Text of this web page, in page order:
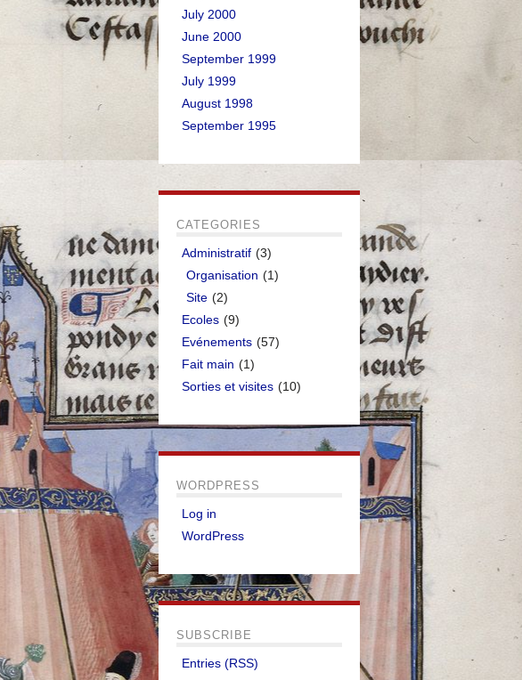
July 2000
June 2000
September 1999
July 1999
August 1998
September 1995
CATEGORIES
Administratif (3)
Organisation (1)
Site (2)
Ecoles (9)
Evénements (57)
Fait main (1)
Sorties et visites (10)
WORDPRESS
Log in
WordPress
SUBSCRIBE
Entries (RSS)